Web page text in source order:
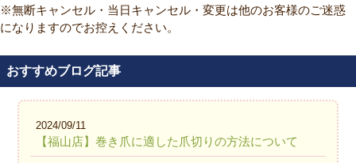
※無断キャンセル・当日キャンセル・変更は他のお客様のご迷惑
になりますのでお控えください。
おすすめブログ記事
2024/09/11
【福山店】巻き爪に適した爪切りの方法について